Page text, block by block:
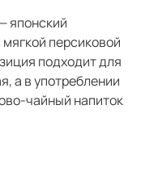
японский
персиковой
подходит для
а в употреблении
чайный напиток